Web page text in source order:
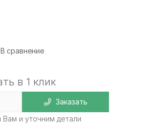
В сравнение
в 1 клик
Заказать
и уточним детали